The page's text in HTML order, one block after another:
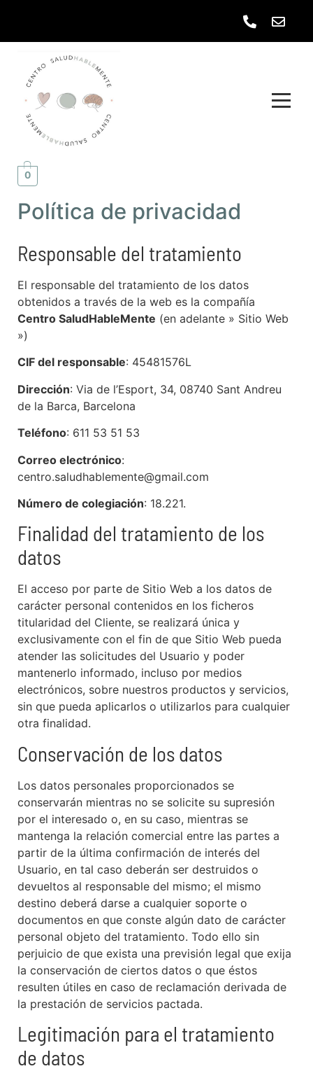
0
Política de privacidad
Responsable del tratamiento
El responsable del tratamiento de los datos
obtenidos a través de la web es la compañía
Centro SaludHableMente (en adelante » Sitio Web
»)
CIF del responsable: 45481576L
Dirección: Via de l’Esport, 34, 08740 Sant Andreu
de la Barca, Barcelona
Teléfono: 611 53 51 53
Correo electrónico:
centro.saludhablemente@gmail.com
Número de colegiación: 18.221.
Finalidad del tratamiento de los
datos
El acceso por parte de Sitio Web a los datos de
carácter personal contenidos en los ficheros
titularidad del Cliente, se realizará única y
exclusivamente con el fin de que Sitio Web pueda
atender las solicitudes del Usuario y poder
mantenerlo informado, incluso por medios
electrónicos, sobre nuestros productos y servicios,
sin que pueda aplicarlos o utilizarlos para cualquier
otra finalidad.
Conservación de los datos
Los datos personales proporcionados se
conservarán mientras no se solicite su supresión
por el interesado o, en su caso, mientras se
mantenga la relación comercial entre las partes a
partir de la última confirmación de interés del
Usuario, en tal caso deberán ser destruidos o
devueltos al responsable del mismo; el mismo
destino deberá darse a cualquier soporte o
documentos en que conste algún dato de carácter
personal objeto del tratamiento. Todo ello sin
perjuicio de que exista una previsión legal que exija
la conservación de ciertos datos o que éstos
resulten útiles en caso de reclamación derivada de
la prestación de servicios pactada.
Legitimación para el tratamiento
de datos